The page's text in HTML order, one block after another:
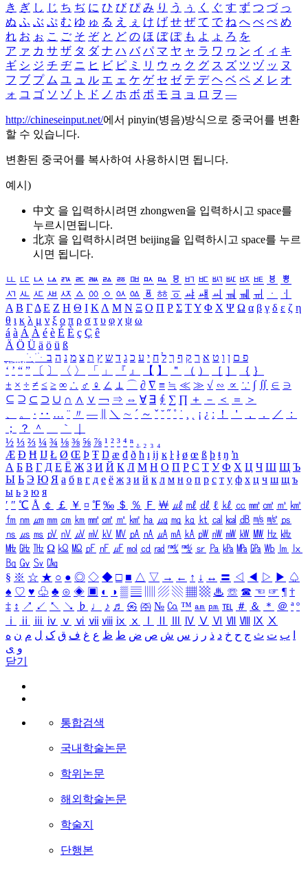
き ぎ し じ ち ぢ に ひ び ぴ み り う ぅ く ぐ す ず つ づ っ
ぬ ふ ぶ ぷ む ゆ ゅ る え ぇ け げ せ ぜ て で ね へ べ ぺ め
れ お ぉ こ ご そ ぞ と ど の ほ ぼ ぽ も よ ょ ろ を
ア ァ カ サ ザ タ ダ ナ ハ バ パ マ ヤ ャ ラ ワ ヮ ン イ ィ キ
ギ シ ジ チ ヂ ニ ヒ ビ ピ ミ リ ウ ゥ ク グ ス ズ ツ ヅ ッ ヌ
フ ブ プ ム ユ ュ ル エ ェ ケ ゲ セ ゼ テ デ ヘ ベ ペ メ レ オ
ォ コ ゴ ソ ゾ ト ド ノ ホ ボ ポ モ ヨ ョ ロ ヲ ―
http://chineseinput.net/에서 pinyin(병음)방식으로 중국어를 변환
할 수 있습니다.
변환된 중국어를 복사하여 사용하시면 됩니다.
예시)
中文 을 입력하시려면 zhongwen을 입력하시고 space를
누르시면됩니다.
北京 을 입력하시려면 beijing을 입력하시고 space를 누르
시면 됩니다.
ㅥ ㅦ ㅧ ㅨ ㅩ ㅪ ㅫ ㅬ ㅭ ㅮ ㅯ ㅰ ㅱ ㅲ ㅳ ㅴ ㅵ ㅶ ㅷ ㅸ
ㅹ
ㅺ ㅻ ㅼ ㅽ ㅾ ㅿ ㆀ ㆁ ㆂ ㆃ ㆄ ㆅ ㆆ ㆇ ㆈ ㆉ ㆊ ㆋ ㆌ ㆍ
ㆎ
Α Β ΓΔ Ε Ζ Η Θ Ι ΚΛ Μ Ν Ξ Ο Π Ρ Σ ΤΥ Φ Χ Ψ Ω α β γ δ ε ζ η
θ ι κ λ μ ν ξ ο π ρ σ τ υ φ χ ψ ω
á à Á À é è É È ç Ç ê
Ä Ö Ü ä ö ü ß
ִֶֹ ֻּ ׁׂ פ ם ן ו ט א ר ק ף ך ל ח י ע כ ג ד ש ץ ת צ מ נ ה ב
‘ ’ “ ” 〔 〕 〈 〉 「 」 『 』 【 】 ＂ （ ） ［ ］ ｛ ｝
± × ÷ ≠ ≤ ≥ ∞ ∴ ♂ ♀ ∠ ⊥ ⌒ ∂ ∇ ≡ ≒ ≪ ≫ √ ∽ ∝ ∵ ∫ ∬ ∈ ∋
⊆ ⊇ ⊂ ⊃ ∪ ∩ ∧ ∨ ￢ ⇒ ⇔ ∀ ∃ ∮ ∑ ∏ ＋ － ＜ ＝
＞
、
。 · ‥ … ¨ 〃 ― ＼ ∼ ´ ～ ˇ ˘ ˝ ˚ ˙ ¸ ¡ ¿ ː ！ ＇ ， ． ／
：
；
？ ＾ ｀
½ ⅓ ⅔ ¼ ¾ ⅛ ⅜ ⅝ ⅞ ¹ ² ³ ⁴ ⁿ ₁ ₂ ₃ ₄
Æ Ð Ħ Ĳ Ł Ø Œ Þ Ŧ Ŋ æ đ ð ħ ı ĳ ĸ ŀ ł ø œ ß þ ŧ ŋ ŉ
А Б В Г Д Е Ё Ж З И Й К Л М Н О П Р С Т У Ф Х Ц Ч Ш Щ Ъ
Ы Ь Э Ю Я а б в г д е ё ж з и й к л м н о п р с т у ф х ц ч ш щ ъ
ы ь э ю я
′ ″ ℃ Å ￠ ￡ ￥ ¤ ℉ ‰ ＄ ％ Ｆ ￦ ㎕ ㎖ ㎗ ℓ ㎘ ㏄ ㎣ ㎤ ㎥ ㎦
㎙ ㎚ ㎛ ㎜ ㎝ ㎞ ㎟ ㎠ ㎡ ㎢ ㏊ ㎍ ㎎ ㎏ ㏏ ㎈ ㎉ ㏈ ㎧ ㎨ ㎰
㎱ ㎲ ㎳ ㎴ ㎵ ㎶ ㎷ ㎸ ㎹ ㎀ ㎁ ㎂ ㎃ ㎄ ㎺ ㎻ ㎽ ㎾ ㎿ ㎐ ㎑
㎒ ㎓ ㎔ Ω ㏀ ㏁ ㎊ ㎋ ㎌ ㏖ ㏅ ㎭ ㎮ ㎯ ㏛ ㎩ ㎪ ㎫ ㎬ ㏝ ㏐
㏓
㏃ ㏉ ㏜ ㏆
§ ※ ☆ ★ ○ ● ◎ ◇ ◆ □ ■ △ ▽ → ← ↑ ↓ ↔ 〓 ◁ ◀ ▷ ▶ ♤
♠ ♡ ♥ ♧ ♣ ⊙ ◈ ▣ ◐ ◑ ▒ ▤ ▨ ▧ ▦ ▩ ♨ ☏ ☎ ☜ ☞ ¶ †
‡ ↕ ↗ ↙ ↖ ↘ ♭ ♩ ♪ ♬ ㉿ ㈜ № ㏇ ™ ㏂ ㏘ ℡ ＃ ＆ ＊ ＠ ª º
ⅰ
ⅱ ⅲ ⅳ ⅴ ⅵ ⅶ ⅷ ⅸ ⅹ Ⅳ Ⅴ Ⅵ Ⅶ Ⅷ Ⅸ Ⅹ
ب ت ث ج ح خ د ذ ر ز س ش ص ض ط ظ ع غ ف ق ک ل م ن ه
و ی
닫기
통합검색
국내학술논문
학위논문
해외학술논문
학술지
단행본